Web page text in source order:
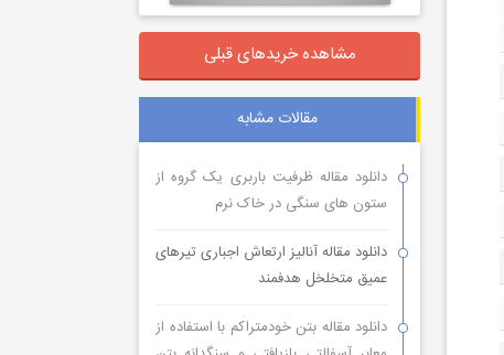
مشاهده خریدهای قبلی
مقالات مشابه
دانلود مقاله ظرفیت باربری یک گروه از
ستون های سنگی در خاک نرم
دانلود مقاله آنالیز ارتعاش اجباری تیرهای
عمیق متخلخل هدفمند
دانلود مقاله بتن خودمتراکم با استفاده از